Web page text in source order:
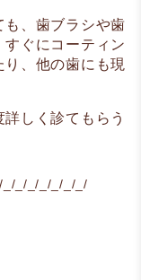
も、歯ブラシや歯
ぐにコーティン
、他の歯にも現
しく診てもらう
_/_/_/_/_/_/_/